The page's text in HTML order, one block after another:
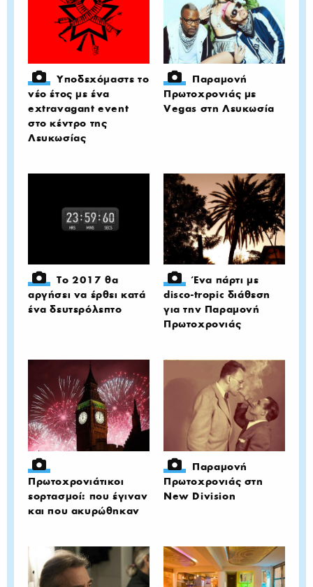
Υποδεχόμαστε το
νέο έτος με ένα
extravagant event
στο κέντρο της
Λευκωσίας
Παραμονή
Πρωτοχρονιάς με
Vegas στη Λευκωσία
Το 2017 θα
αργήσει να έρθει κατά
ένα δευτερόλεπτο
Ένα πάρτι με
disco-tropic διάθεση
για την Παραμονή
Πρωτοχρονιάς
Πρωτοχρονιάτικοι
εορτασμοί: που έγιναν
και που ακυρώθηκαν
Παραμονή
Πρωτοχρονιάς στη
New Division